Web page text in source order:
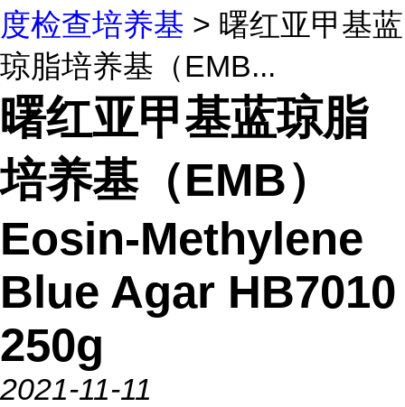
度检查培养基 > 曙红亚甲基蓝
琼脂培养基（EMB...
曙红亚甲基蓝琼脂
培养基（EMB）
Eosin-Methylene
Blue Agar HB7010
250g
2021-11-11